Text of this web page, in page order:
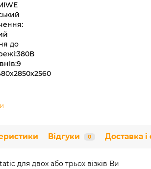
до
380В
9
Відгуки 0 Доставка і
для двох або трьох візків Ви